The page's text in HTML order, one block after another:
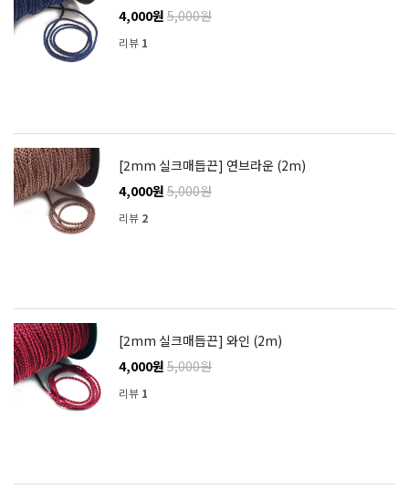
4,000원 5,000원
리뷰 1
[2mm 실크매듭끈] 연브라운 (2m)
4,000원 5,000원
리뷰 2
[2mm 실크매듭끈] 와인 (2m)
4,000원 5,000원
리뷰 1